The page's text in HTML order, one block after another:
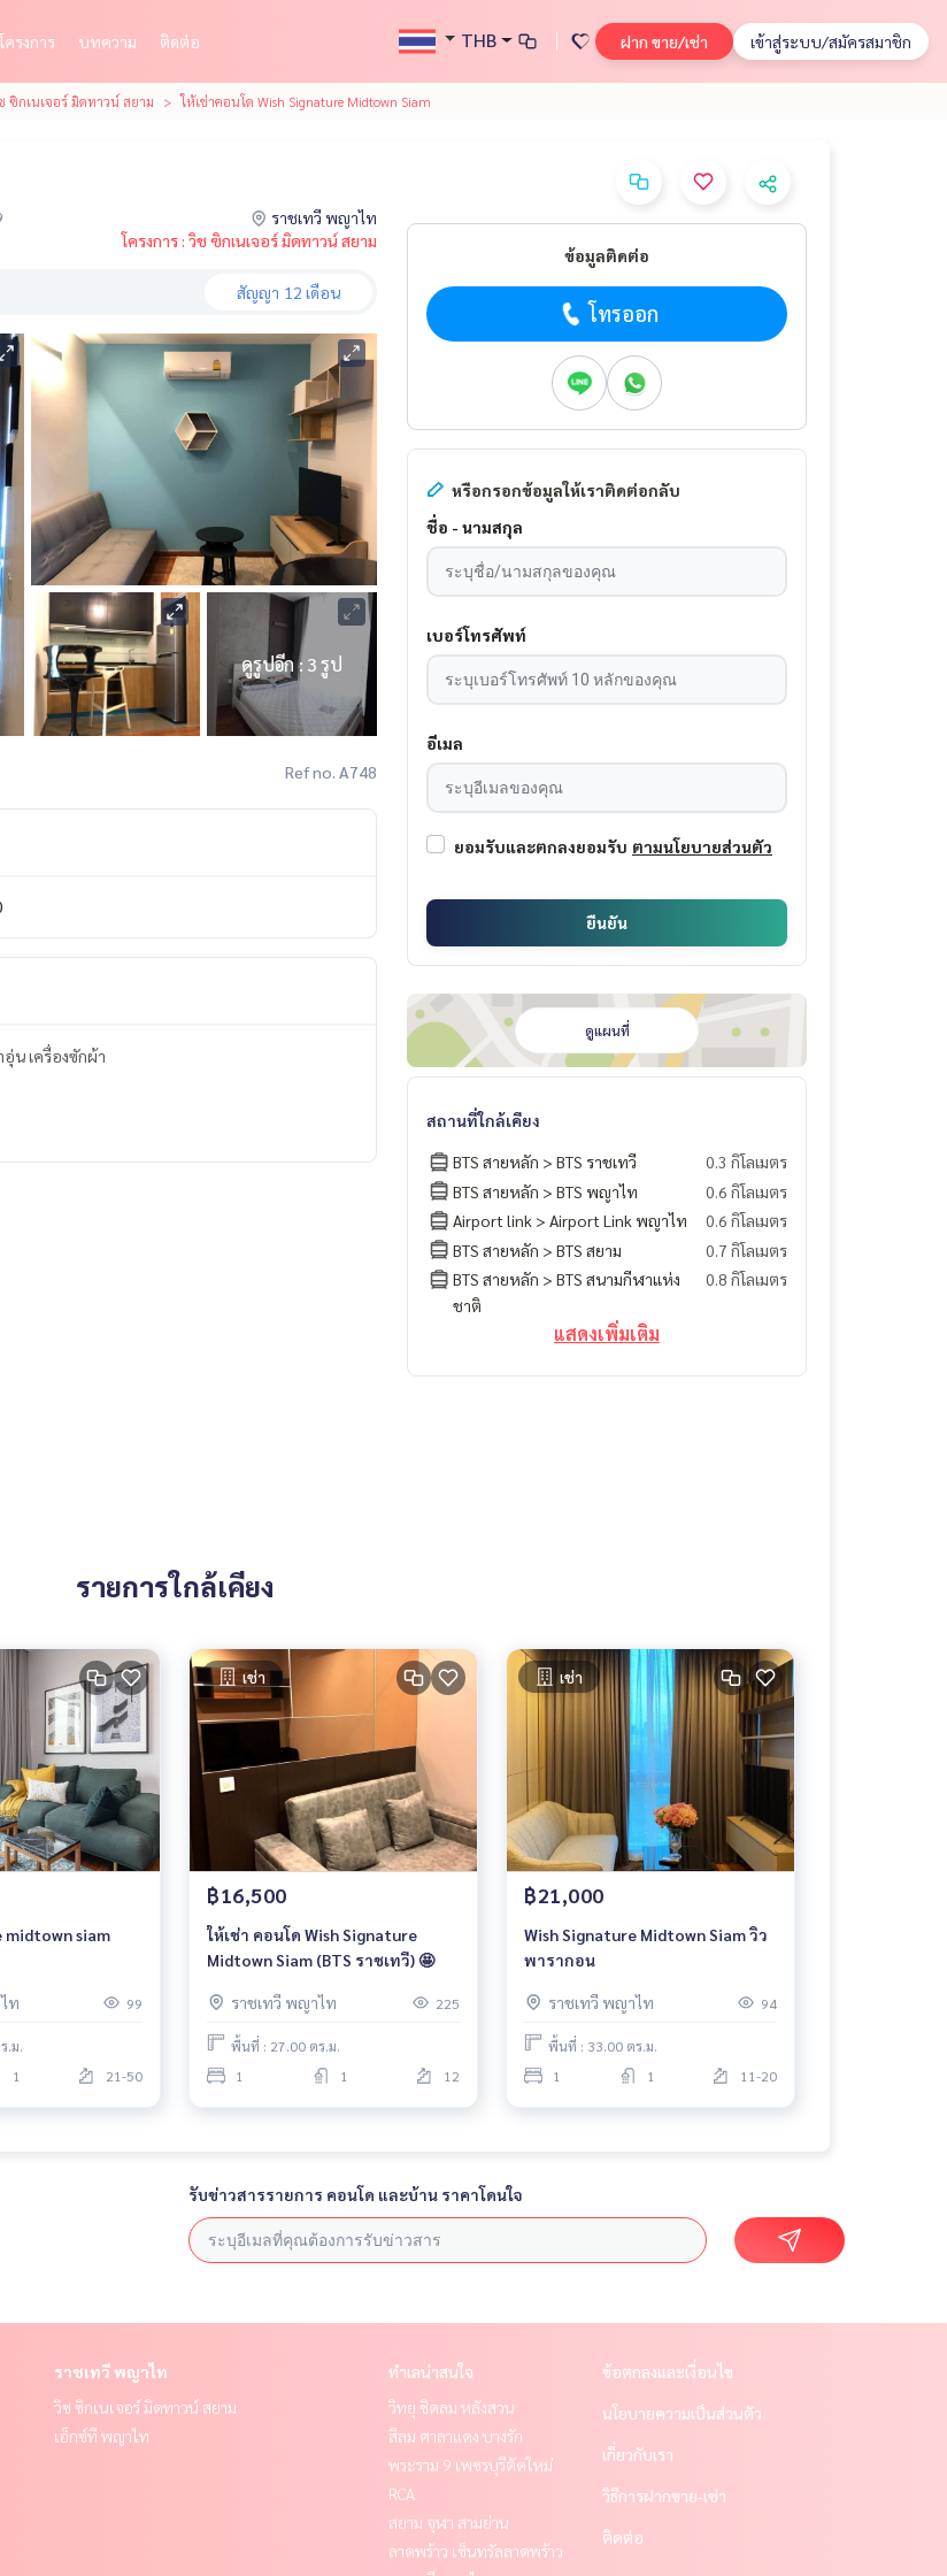
ครงการ บทความ ติดต่อ THB ฝาก ขาย/เช่า เข้าสู่ระบบ/สมัครสมาชิก
ซิกเนเจอร์ มิดทาวน์ สยาม ให้เช่าคอนโด Wish Signature Midtown Siam
ราชเทวี พญาไท
โครงการ : วิช ซิกเนเจอร์ มิดทาวน์ สยาม
สัญญา 12 เดือน
ดูรูปอีก : 3 รูป
Ref no. A748
น เครื่องซักผ้า
ข้อมูลติดต่อ
โทรออก
หรือกรอกข้อมูลให้เราติดต่อกลับ
ชื่อ - นามสกุล
เบอร์โทรศัพท์
อีเมล
ยอมรับและตกลงยอมรับ ตามนโยบายส่วนตัว
ยืนยัน
ดูแผนที่
สถานที่ใกล้เคียง
BTS สายหลัก > BTS ราชเทวี
0.3 กิโลเมตร
BTS สายหลัก > BTS พญาไท
0.6 กิโลเมตร
Airport link > Airport Link พญาไท
0.6 กิโลเมตร
BTS สายหลัก > BTS สยาม
0.7 กิโลเมตร
BTS สายหลัก > BTS สนามกีฬาแห่ง
ชาติ
0.8 กิโลเมตร
แสดงเพิ่มเติม
รายการใกล้เคียง
midtown siam
ท 99
.ม.
1 21-50
เช่า
฿16,500
ให้เช่า คอนโด Wish Signature
Midtown Siam (BTS ราชเทวี) 🤩
ราชเทวี พญาไท 225
พื้นที่ : 27.00 ตร.ม.
1
1 12
เช่า
฿21,000
Wish Signature Midtown Siam วิว
พารากอน
ราชเทวี พญาไท 94
พื้นที่ : 33.00 ตร.ม.
1
1 11-20
รับข่าวสารรายการ คอนโด และบ้าน ราคาโดนใจ
ราชเทวี พญาไท
วิช ซิกเนเจอร์ มิดทาวน์ สยาม
เอ็กซ์ที พญาไท
ทำเลน่าสนใจ
วิทยุ ชิดลม หลังสวน
สีลม ศาลาแดง บางรัก
พระราม 9 เพชรบุรีตัดใหม่
RCA
สยาม จุฬา สามย่าน
ลาดพร้าว เซ็นทรัลลาดพร้าว
ข้อตกลงและเงื่อนไข
นโยบายความเป็นส่วนตัว
เกี่ยวกับเรา
วิธีการฝากขาย-เช่า
ติดต่อ